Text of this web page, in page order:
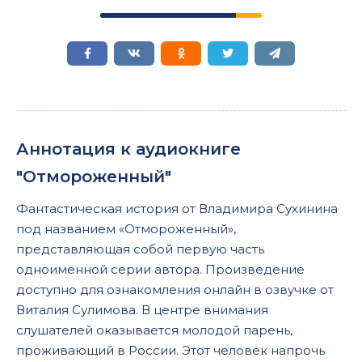
12
13
14
16
Аннотация к аудиокниге
"Отмороженный"
Фантастическая история от Владимира Сухинина
под названием «Отмороженный»,
представляющая собой первую часть
одноименной серии автора. Произведение
доступно для ознакомления онлайн в озвучке от
Виталия Сулимова. В центре внимания
слушателей оказывается молодой парень,
проживающий в России. Этот человек напрочь